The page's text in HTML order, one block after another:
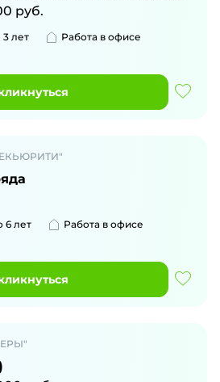
руб.
3 лет
Работа в офисе
6 лет
Работа в офисе